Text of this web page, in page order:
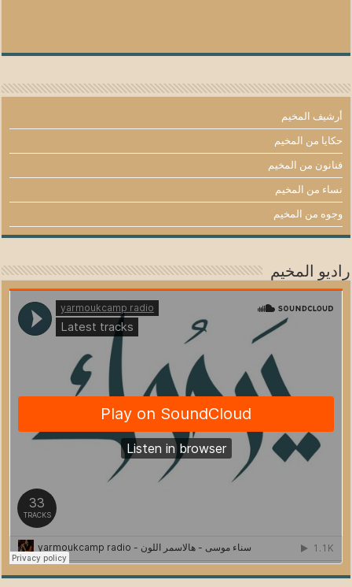
أرشيف المخيم
حكايا من المخيم
فنانون من المخيم
نساء من المخيم
وجوه من المخيم
راديو المخيم